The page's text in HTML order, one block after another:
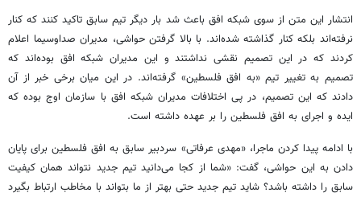
انتشار این متن از سوی شبکه افق باعث شد بار دیگر تیم سابق تاکید کنند که کنار
نرفته‌اند بلکه کنار گذاشته شده‌اند. با بالا گرفتن حواشی، مدیران صداوسیما اعلام
کردند که در این تصمیم نقشی نداشتند و این مدیران شبکه افق بوده‌اند که
تصمیم به تغییر تیم «به افق فلسطین» گرفته‌اند. در این میان برخی خبر از آن
دادند که این تصمیم، در پی اختلافات مدیران شبکه افق با سازمان اوج بوده که
ایده و اجرای به افق فلسطین را بر عهده داشته است.
با ادامه پیدا کردن ماجرا، «مهدی عرفاتی» سردبیر سابق به افق فلسطین برای پایان
دادن به این حواشی، گفت: «شما از کجا می‌دانید تیم جدید نتواند همان کیفیت
سابق را داشته باشد؟ شاید تیم جدید حتی بهتر از ما بتواند با مخاطب ارتباط بگیرد